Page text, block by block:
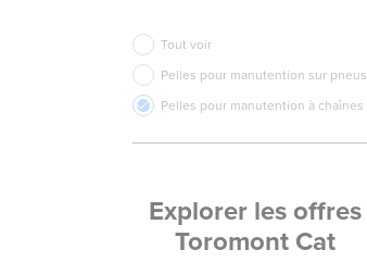
Tout voir
Pelles pour manutention sur pneus
Pelles pour manutention à chaînes
Explorer les offres
Toromont Cat